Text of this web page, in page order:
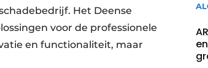
Het Deense
voor de professionele
en functionaliteit, maar